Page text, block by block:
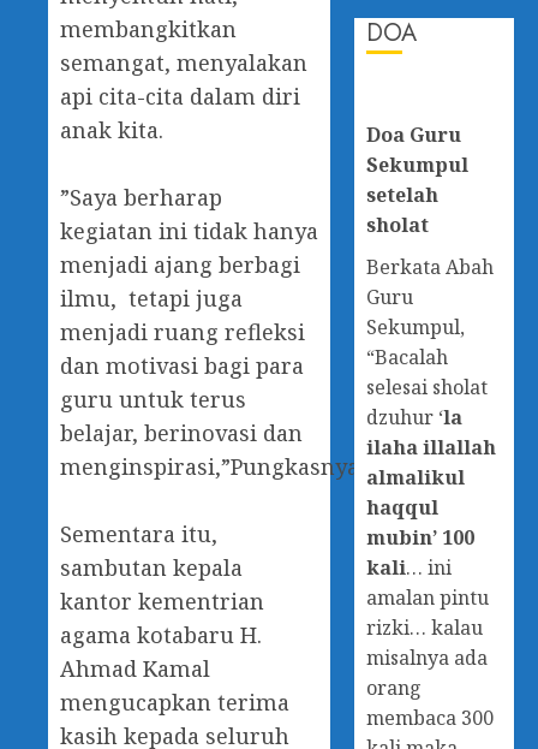
membangkitkan
semangat, menyalakan
api cita-cita dalam diri
anak kita.
‎”Saya berharap
kegiatan ini tidak hanya
menjadi ajang berbagi
ilmu, tetapi juga
menjadi ruang refleksi
dan motivasi bagi para
guru untuk terus
belajar, berinovasi dan
menginspirasi,”Pungkasnya.
‎Sementara itu,
sambutan kepala
kantor kementrian
agama kotabaru H.
Ahmad Kamal
mengucapkan terima
kasih kepada seluruh
DOA
Doa Guru
Sekumpul
setelah
sholat
Berkata Abah
Guru
Sekumpul,
“Bacalah
selesai sholat
dzuhur ‘la
ilaha illallah
almalikul
haqqul
mubin’ 100
kali… ini
amalan pintu
rizki… kalau
misalnya ada
orang
membaca 300